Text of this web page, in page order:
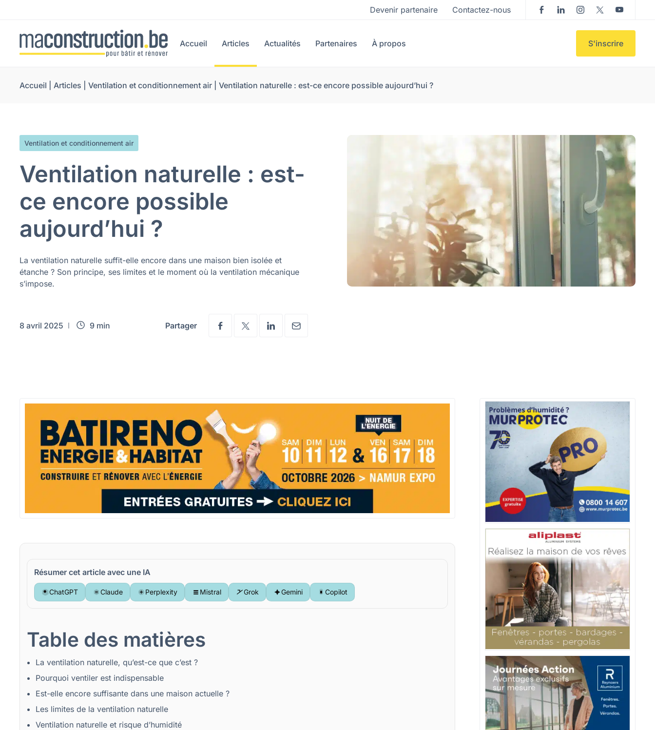
Devenir partenaire Contactez-nous
Accueil Articles Actualités Partenaires À propos S'inscrire
Accueil |Articles |Ventilation et conditionnement air |Ventilation naturelle : est-ce encore possible aujourd’hui ?
Ventilation et conditionnement air
Ventilation naturelle : est-
ce encore possible
aujourd’hui ?
La ventilation naturelle suffit-elle encore dans une maison bien isolée et
étanche ? Son principe, ses limites et le moment où la ventilation mécanique
s’impose.
8 avril 2025 9 min Partager
Résumer cet article avec une IA
ChatGPT Claude Perplexity Mistral Grok Gemini Copilot
Table des matières
La ventilation naturelle, qu’est-ce que c’est ?
Pourquoi ventiler est indispensable
Est-elle encore suffisante dans une maison actuelle ?
Les limites de la ventilation naturelle
Ventilation naturelle et risque d’humidité